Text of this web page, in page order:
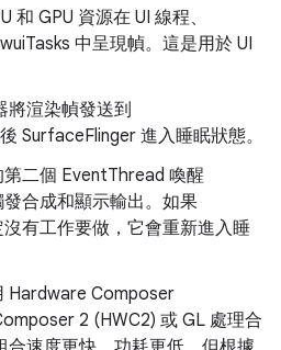
和 GPU 資源在 UI 線程、
中呈現幀。這是用於 UI
將渲染幀發送到
SurfaceFlinger 進入睡眠狀態。
二個 EventThread 喚醒
合成和顯示輸出。如果
有工作要做，它會重新進入睡
Hardware Composer
2 (HWC2) 或 GL 處理合